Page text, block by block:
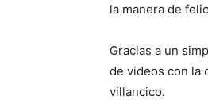
la manera de
Gracias a un
de videos con la
villancico.